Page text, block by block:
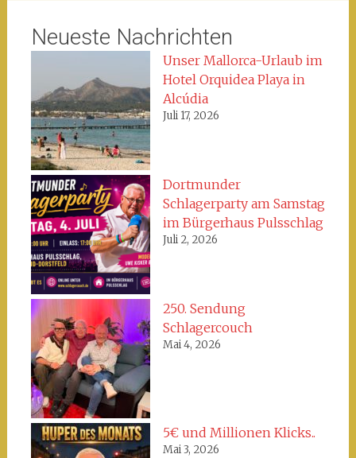
Neueste Nachrichten
Unser Mallorca-Urlaub im
Hotel Orquidea Playa in
Alcúdia
Juli 17, 2026
Dortmunder
Schlagerparty am Samstag
im Bürgerhaus Pulsschlag
Juli 2, 2026
250. Sendung
Schlagercouch
Mai 4, 2026
5€ und Millionen Klicks..
Mai 3, 2026